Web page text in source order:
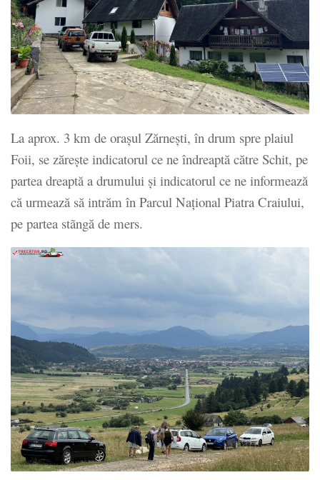
La aprox. 3 km de oraşul Zărneşti, în drum spre plaiul
Foii, se zăreşte indicatorul ce ne îndreaptă către Schit, pe
partea dreaptă a drumului şi indicatorul ce ne informează
că urmează să intrăm în Parcul Național Piatra Craiului,
pe partea stãngă de mers.